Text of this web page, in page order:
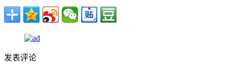
发表评论